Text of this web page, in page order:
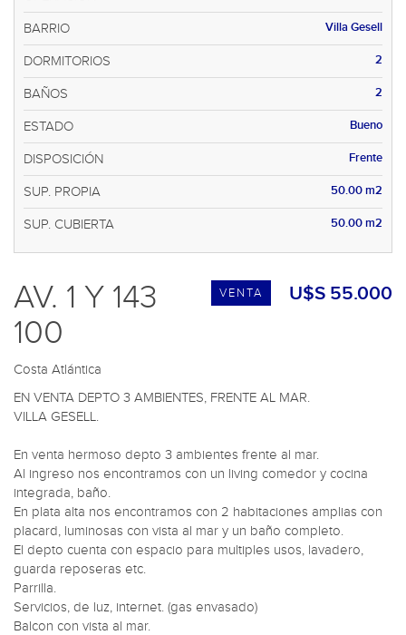
BARRIO Villa Gesell
DORMITORIOS 2
BAÑOS 2
ESTADO Bueno
DISPOSICIÓN Frente
SUP. PROPIA 50.00 m2
SUP. CUBIERTA 50.00 m2
U$S 55.000
VENTA
AV. 1 Y 143
100
Costa Atlántica
EN VENTA DEPTO 3 AMBIENTES, FRENTE AL MAR.
VILLA GESELL.
En venta hermoso depto 3 ambientes frente al mar.
Al ingreso nos encontramos con un living comedor y cocina
integrada, baño.
En plata alta nos encontramos con 2 habitaciones amplias con
placard, luminosas con vista al mar y un baño completo.
El depto cuenta con espacio para multiples usos, lavadero,
guarda reposeras etc.
Parrilla.
Servicios, de luz, internet. (gas envasado)
Balcon con vista al mar.